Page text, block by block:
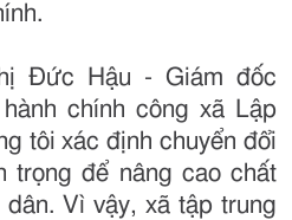
Đức Hậu - Giám đốc
chính công xã Lập
tôi xác định chuyển đổi
trọng để nâng cao chất
dân. Vì vậy, xã tập trung